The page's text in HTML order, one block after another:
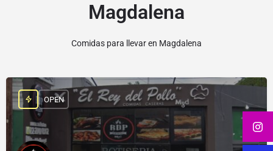
Magdalena
Comidas para llevar en Magdalena
OPEN